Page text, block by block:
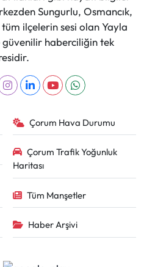
Sungurlu, Osmancık,
ilçelerin sesi olan Yayla
güvenilir haberciliğin tek
Çorum Hava Durumu
Çorum Trafik Yoğunluk
Haritası
Tüm Manşetler
Haber Arşivi